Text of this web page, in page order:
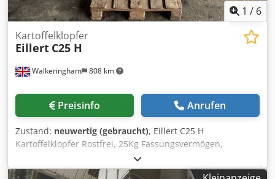
1 / 6
Walkeringham 808 km
Kartoffelklopfer
Eillert C25 H
Preisinfo Anrufen
Zustand: neuwertig (gebraucht), Eillert C25 H
Kartoffelklopfer Rostfrei, 25Kg Fassungsvermögen,
geeignet für Kartoffeln, Karotten und anderes
Wurzelgemüse, 3Ph Cedpfx Agshpqykeuerf